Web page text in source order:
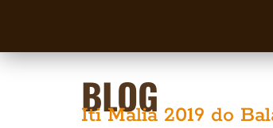
BLOG
Iti Malia 2019 do